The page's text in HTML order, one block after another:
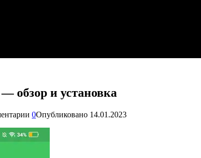
обзор и установка
0Опубликовано 14.01.2023